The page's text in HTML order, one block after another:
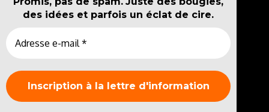
des idées et parfois un éclat de cire.